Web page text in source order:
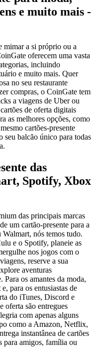
e muito mais -
mimar a si próprio ou a
oferecem uma vasta
incluindo
e muito mais. Quer
no seu restaurante
compras, o CoinGate tem
a viagens de Uber ou
de oferta digitais
as melhores opções, como
cartões-presente
seu balcão único para todas
das
Spotify, Xbox
das principais marcas
um cartão-presente para a
nós temos tudo.
e o Spotify, planeie as
nos jogos com o
reserve a sua
aventuras
os amantes da moda,
para os entusiastas de
do iTunes, Discord e
oferta são entregues
com apenas alguns
como a Amazon, Netflix,
instantânea de cartões
para amigos, família ou